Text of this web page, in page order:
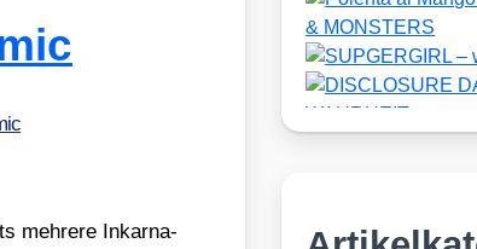
meh­re­re Inkar­na­